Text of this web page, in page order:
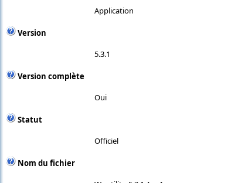
Application
Version
5.3.1
Version complète
Oui
Statut
Officiel
Nom du fichier